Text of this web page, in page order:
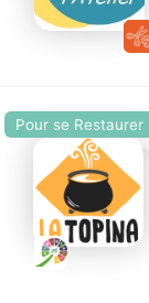
Pour se Restaurer